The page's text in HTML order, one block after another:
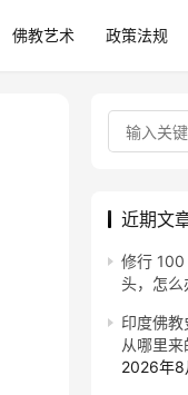
佛教艺术 政策法规
近期文
修行 100
头，怎么
印度佛
从哪里来
2026年8